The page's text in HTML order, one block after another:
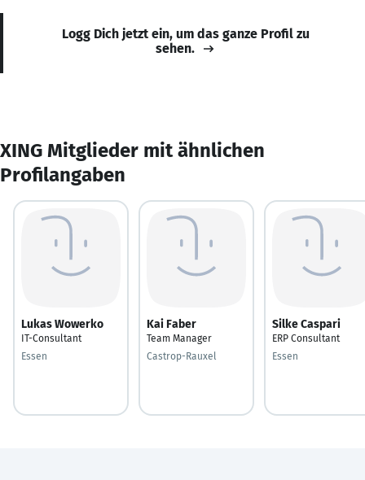
Logg Dich jetzt ein, um das ganze Profil zu
sehen.
XING Mitglieder mit ähnlichen
Profilangaben
Lukas Wowerko
IT-Consultant
Essen
Kai Faber
Team Manager
Castrop-Rauxel
Silke Caspari
ERP Consultant
Essen